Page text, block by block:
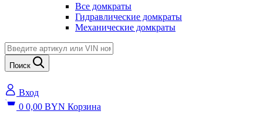
Все домкраты
Гидравлические домкраты
Механические домкраты
Поиск
Вход
0 0,00 BYN Корзина